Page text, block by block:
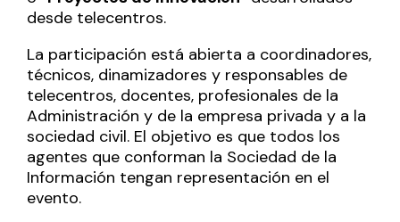
desde telecentros.
La participación está abierta a coordinadores,
técnicos, dinamizadores y responsables de
telecentros, docentes, profesionales de la
Administración y de la empresa privada y a la
sociedad civil. El objetivo es que todos los
agentes que conforman la Sociedad de la
Información tengan representación en el
evento.